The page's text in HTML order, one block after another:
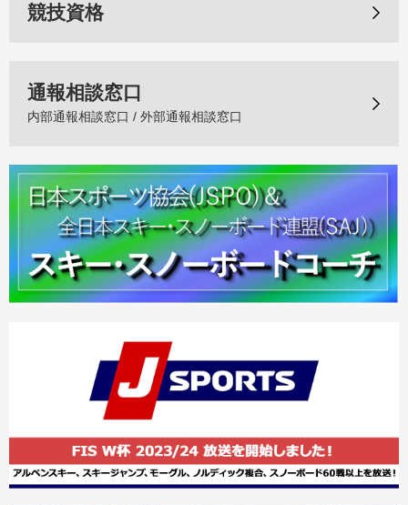
競技資格
通報相談窓口
内部通報相談窓口 / 外部通報相談窓口